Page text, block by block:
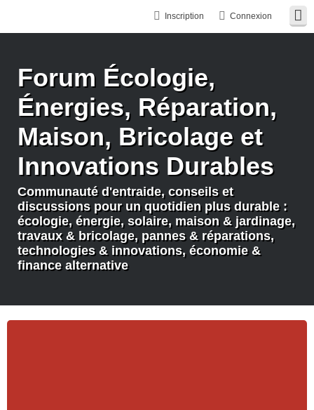
Connexion
Inscription
Forum Écologie,
Énergies, Réparation,
Maison, Bricolage et
Innovations Durables
Communauté d'entraide, conseils et
discussions pour un quotidien plus durable :
écologie, énergie, solaire, maison & jardinage,
travaux & bricolage, pannes & réparations,
technologies & innovations, économie &
finance alternative